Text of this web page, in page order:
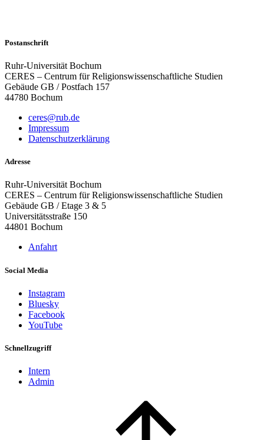
Postanschrift
Ruhr-Universität Bochum
CERES – Centrum für Religionswissenschaftliche Studien
Gebäude GB / Postfach 157
44780 Bochum
ceres@rub.de
Impressum
Datenschutzerklärung
Adresse
Ruhr-Universität Bochum
CERES – Centrum für Religionswissenschaftliche Studien
Gebäude GB / Etage 3 & 5
Universitätsstraße 150
44801 Bochum
Anfahrt
Social Media
Instagram
Bluesky
Facebook
YouTube
Schnellzugriff
Intern
Admin